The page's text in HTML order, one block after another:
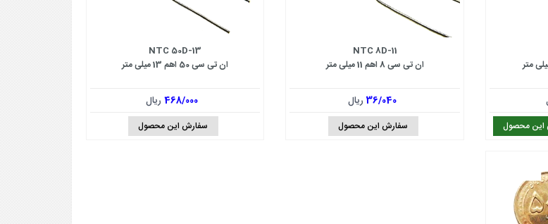
این محصول
NTC 8D-11
ان تی سی 8 اهم 11 میلی متر
36/040ریال
سفارش این محصول
NTC 50D-13
ان تی سی 50 اهم 13 میلی متر
468/000ریال
سفارش این محصول